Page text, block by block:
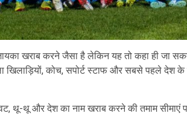
खराब करने जैसा है लेकिन यह तो कहा ही जा
खिलाड़ियों, कोच, सपोर्ट स्टाफ और सबसे पहले देश
थू-थू और देश का नाम खराब करने की तमाम